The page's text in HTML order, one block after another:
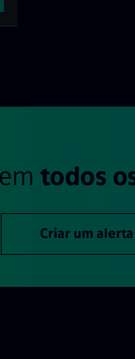
todos
Criar um alerta